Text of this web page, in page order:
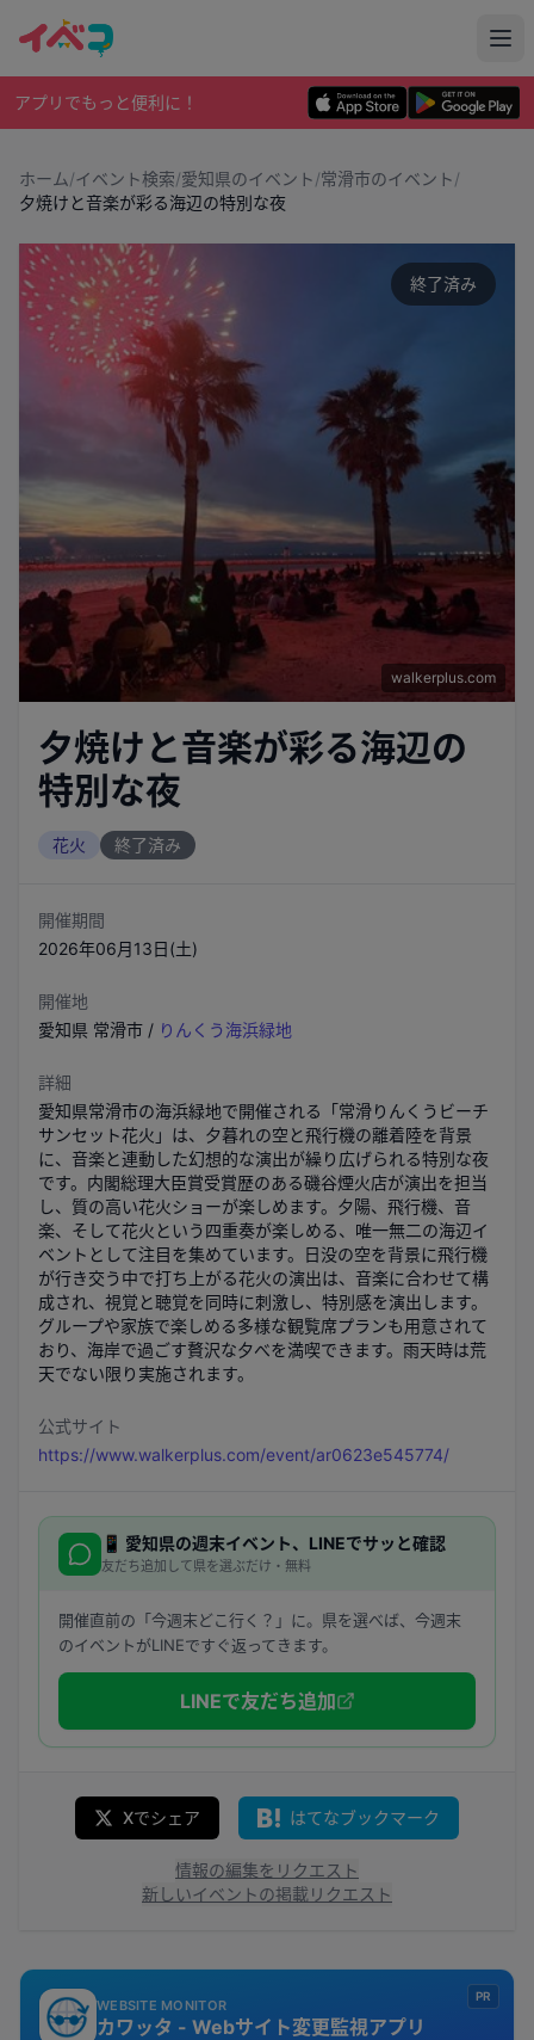
アプリでもっと便利に！
ホーム/イベント検索/愛知県のイベント/常滑市のイベント/
夕焼けと音楽が彩る海辺の特別な夜
walkerplus.com
終了済み
夕焼けと音楽が彩る海辺の
特別な夜
花火 終了済み
開催期間
2026年06月13日(土)
開催地
愛知県 常滑市 / りんくう海浜緑地
詳細
愛知県常滑市の海浜緑地で開催される「常滑りんくうビーチ
サンセット花火」は、夕暮れの空と飛行機の離着陸を背景
に、音楽と連動した幻想的な演出が繰り広げられる特別な夜
です。内閣総理大臣賞受賞歴のある磯谷煙火店が演出を担当
し、質の高い花火ショーが楽しめます。夕陽、飛行機、音
楽、そして花火という四重奏が楽しめる、唯一無二の海辺イ
ベントとして注目を集めています。日没の空を背景に飛行機
が行き交う中で打ち上がる花火の演出は、音楽に合わせて構
成され、視覚と聴覚を同時に刺激し、特別感を演出します。
グループや家族で楽しめる多様な観覧席プランも用意されて
おり、海岸で過ごす贅沢な夕べを満喫できます。雨天時は荒
天でない限り実施されます。
公式サイト
https://www.walkerplus.com/event/ar0623e545774/
📱 愛知県の週末イベント、LINEでサッと確認
友だち追加して県を選ぶだけ・無料
開催直前の「今週末どこ行く？」に。県を選べば、今週末
のイベントがLINEですぐ返ってきます。
LINEで友だち追加
Xでシェア はてなブックマーク
情報の編集をリクエスト
新しいイベントの掲載リクエスト
PR
WEBSITE MONITOR
カワッタ - Webサイト変更監視アプリ